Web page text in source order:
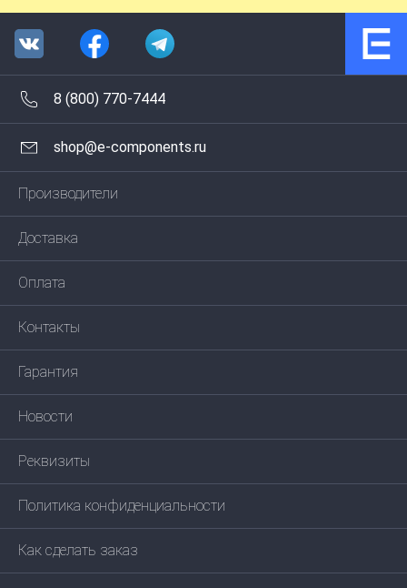
8 (800) 770-7444
shop@e-components.ru
Производители
Доставка
Оплата
Контакты
Гарантия
Новости
Реквизиты
Политика конфиденциальности
Как сделать заказ